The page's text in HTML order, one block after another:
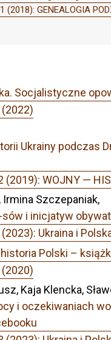
GENEALOGIA
Socjalistyczne
Ukrainy podczas
WOJNY —
Irmina Szczepaniak,
sów i inicjatyw
Ukraina i
Polski –
Kaja Klencka,
i oczekiwaniach